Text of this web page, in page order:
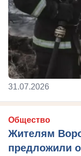
31.07.2026
Общество
Жителям
предложили